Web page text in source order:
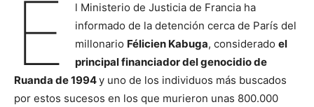
E
l Ministerio de Justicia de Francia ha
informado de la detención cerca de París del
millonario Félicien Kabuga, considerado el
principal financiador del genocidio de
Ruanda de 1994y uno de los individuos más buscados
por estos sucesos en los que murieron unas 800.000